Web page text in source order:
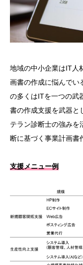
地域の中小企業はIT人
画書の作成に悩んでい
の多くはITを一つの武
書の作成支援を武器と
テラン診断士の強みを
断に基づく事業計画書
支援メニュー例